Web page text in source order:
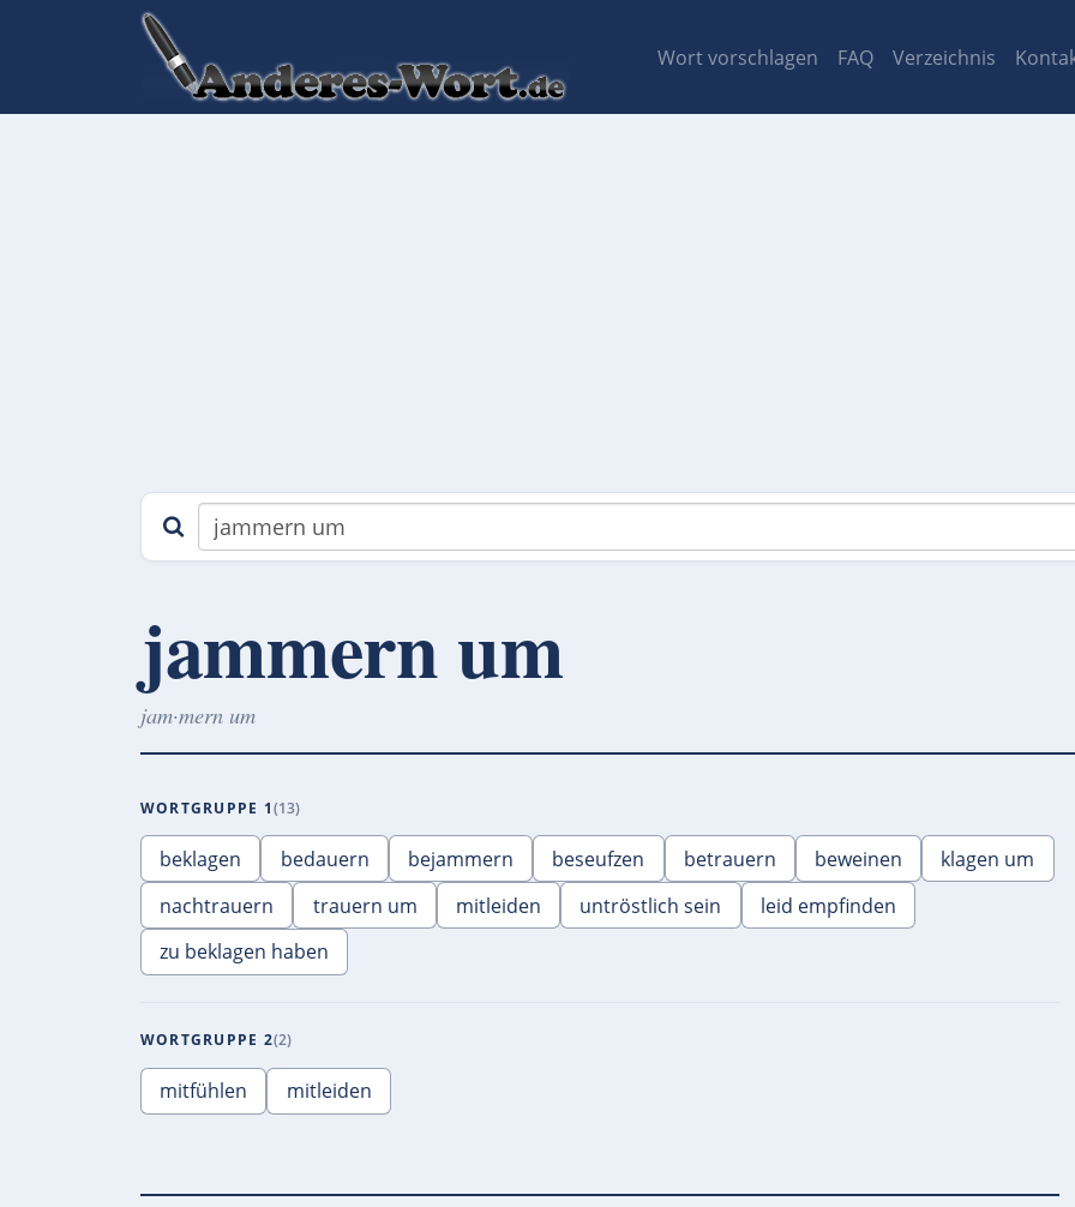
Wort vorschlagen FAQ Verzeichnis
jammern um
jam·mern um
WORTGRUPPE 1 13
beklagen bedauern bejammern beseufzen betrauern beweinen
klagen um
nachtrauern
trauern um mitleiden untröstlich sein
leid empfinden
zu beklagen haben
WORTGRUPPE 2 2
mitfühlen mitleiden